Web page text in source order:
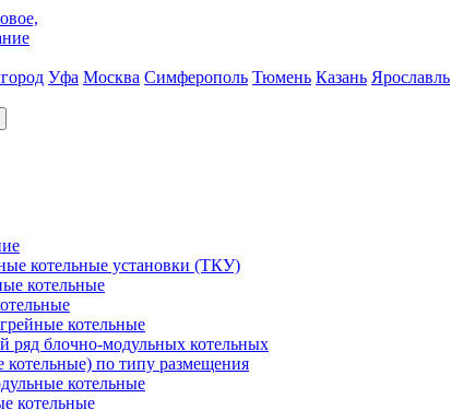
Уфа Москва Симферополь Тюмень Казань Ярославль
котельные установки (ТКУ)
котельные
котельные
ряд блочно-модульных котельных
по типу размещения
котельные
котельные